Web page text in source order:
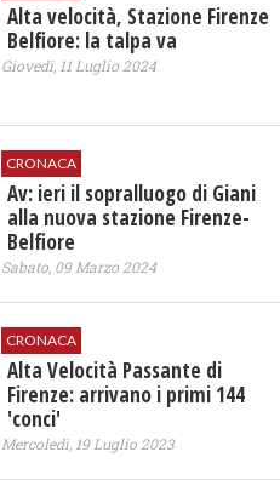
Alta velocità, Stazione Firenze
Belfiore: la talpa va
Giovedì, 11 Luglio 2024
CRONACA
Av: ieri il sopralluogo di Giani
alla nuova stazione Firenze-
Belfiore
Sabato, 09 Marzo 2024
CRONACA
Alta Velocità Passante di
Firenze: arrivano i primi 144
'conci'
Mercoledì, 19 Luglio 2023